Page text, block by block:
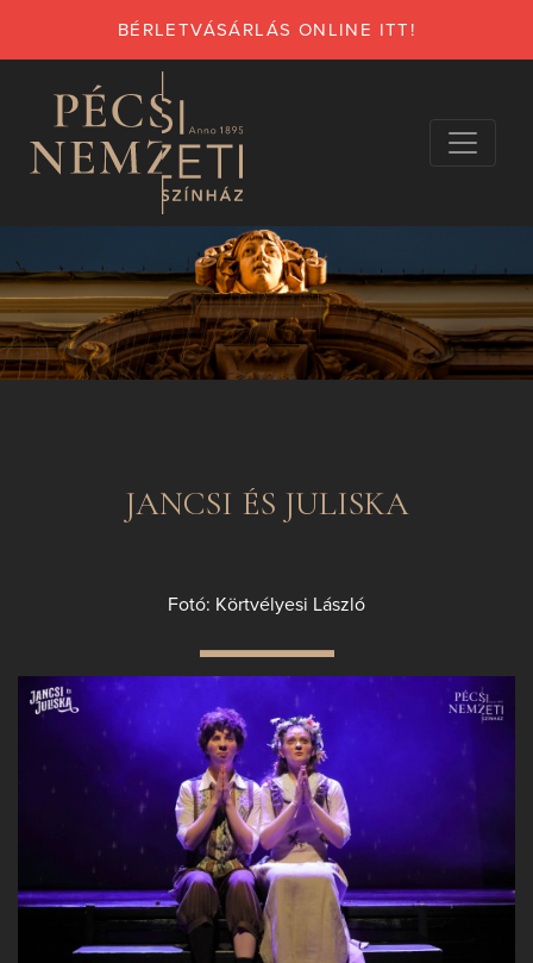
BÉRLETVÁSÁRLÁS ONLINE ITT!
JANCSI ÉS JULISKA
Fotó: Körtvélyesi László